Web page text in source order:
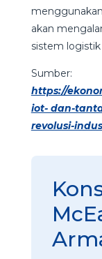
akan
sistem logistik
Sumber:
https://
iot- dan-
revolusi-